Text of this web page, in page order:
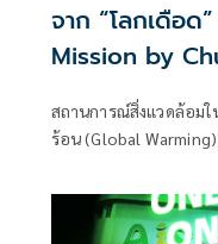
จาก “โลกเดือด
Mission by
สุดท้าย! ชวนน้อ
เป็นนวัตกรรม ชิ
สถานการณ์สิ่งแวดล้อม
ร้อน (Global
อากาศสุดขั้วที่เกิดขึ้นทั่